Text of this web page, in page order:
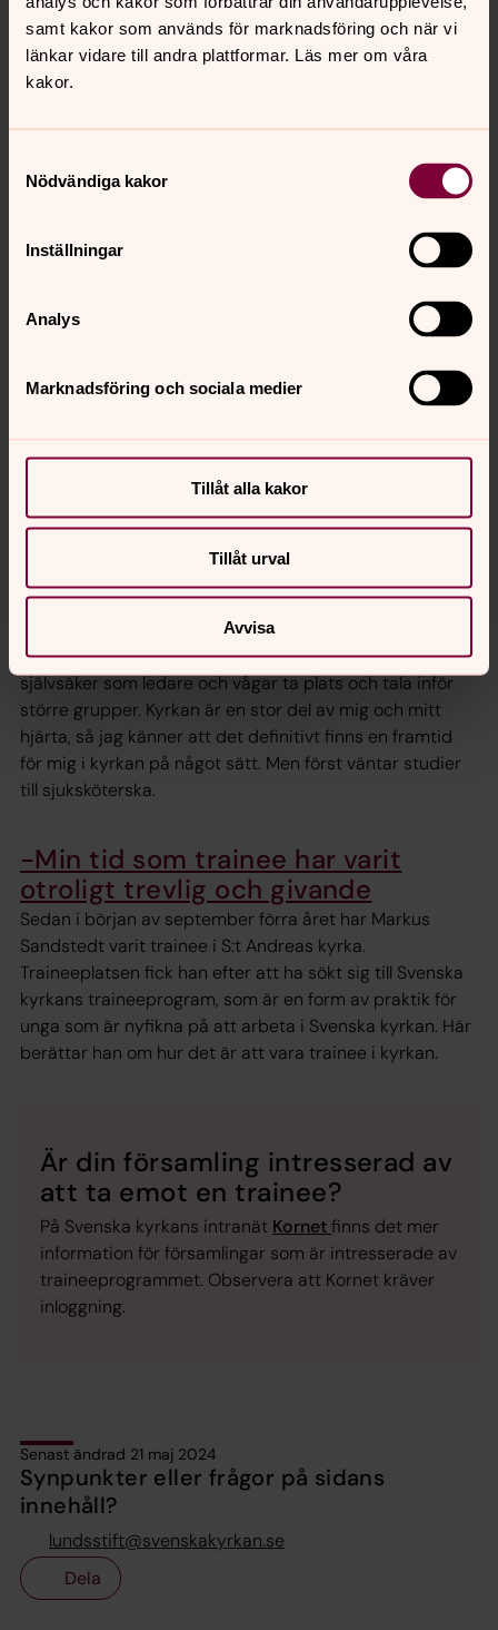
samt kakor som används för marknadsföring och när vi
länkar vidare till andra plattformar. Läs mer om våra
kakor.
Nödvändiga kakor
Inställningar
Analys
Marknadsföring och sociala medier
Tillåt alla kakor
Tillåt urval
Avvisa
Stiftspedagog, Lunds stift
E-post:
kristina.markstrom@svenskakyrkan.se
Trainee-året gav Engel mod att ta
trainee i Karlshamns församling. Praktikåret har både
utvecklat honom som person och gett värdefulla insikter
i hur det är att jobba i Svenska kyrkan. - Idag är jag mer
självsäker som ledare och vågar ta plats och tala inför
större grupper. Kyrkan är en stor del av mig och mitt
hjärta, så jag känner att det definitivt finns en framtid
för mig i kyrkan på något sätt. Men först väntar studier
till sjuksköterska.
-Min tid som trainee har varit
otroligt trevlig och givande
Sedan i början av september förra året har Markus
Sandstedt varit trainee i S:t Andreas kyrka.
Traineeplatsen fick han efter att ha sökt sig till Svenska
kyrkans traineeprogram, som är en form av praktik för
unga som är nyfikna på att arbeta i Svenska kyrkan. Här
berättar han om hur det är att vara trainee i kyrkan.
Är din församling intresserad av
att ta emot en trainee?
På Svenska kyrkans intranät Kornetfinns det mer
information för församlingar som är intresserade av
traineeprogrammet. Observera att Kornet kräver
inloggning.
Senast ändrad 21 maj 2024
Synpunkter eller frågor på sidans
innehåll?
lundsstift@svenskakyrkan.se
Dela